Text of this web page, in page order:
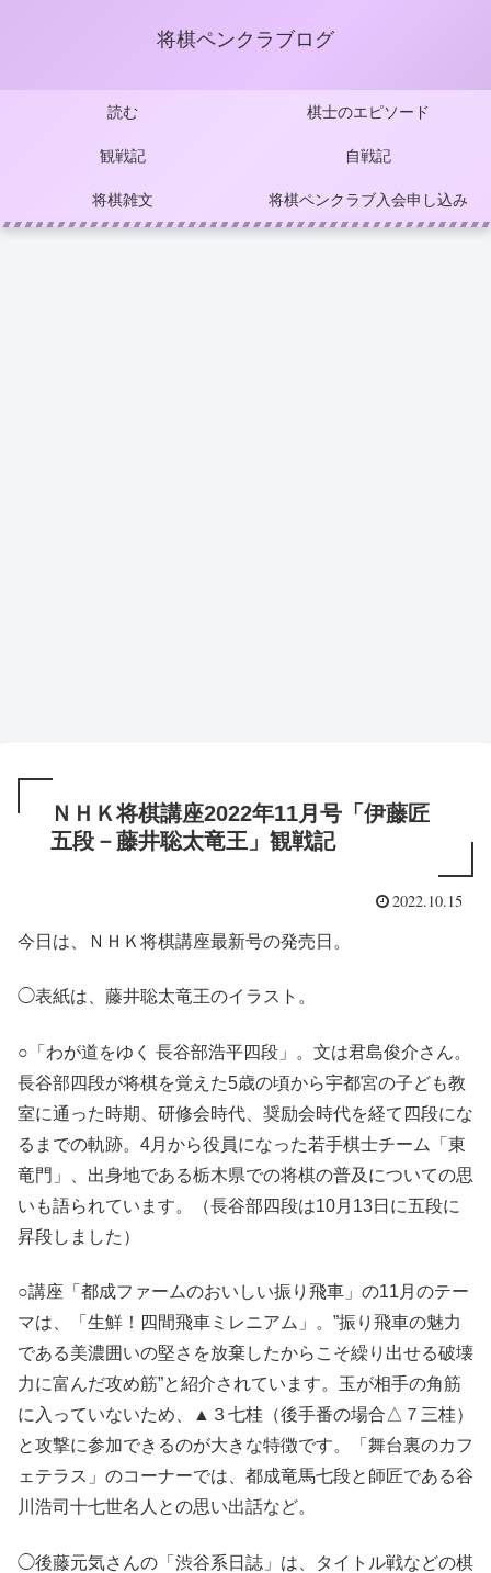
将棋ペンクラブログ
読む 棋士のエピソード
観戦記 自戦記
将棋雑文 将棋ペンクラブ入会申し込み
ＮＨＫ将棋講座2022年11月号「伊藤匠
五段－藤井聡太竜王」観戦記
2022.10.15
今日は、ＮＨＫ将棋講座最新号の発売日。
◯表紙は、藤井聡太竜王のイラスト。
○「わが道をゆく 長谷部浩平四段」。文は君島俊介さん。
長谷部四段が将棋を覚えた5歳の頃から宇都宮の子ども教
室に通った時期、研修会時代、奨励会時代を経て四段にな
るまでの軌跡。4月から役員になった若手棋士チーム「東
竜門」、出身地である栃木県での将棋の普及についての思
いも語られています。（長谷部四段は10月13日に五段に
昇段しました）
○講座「都成ファームのおいしい振り飛車」の11月のテー
マは、「生鮮！四間飛車ミレニアム」。”振り飛車の魅力
である美濃囲いの堅さを放棄したからこそ繰り出せる破壊
力に富んだ攻め筋”と紹介されています。玉が相手の角筋
に入っていないため、▲３七桂（後手番の場合△７三桂）
と攻撃に参加できるのが大きな特徴です。「舞台裏のカフ
ェテラス」のコーナーでは、都成竜馬七段と師匠である谷
川浩司十七世名人との思い出話など。
◯後藤元気さんの「渋谷系日誌」は、タイトル戦などの棋